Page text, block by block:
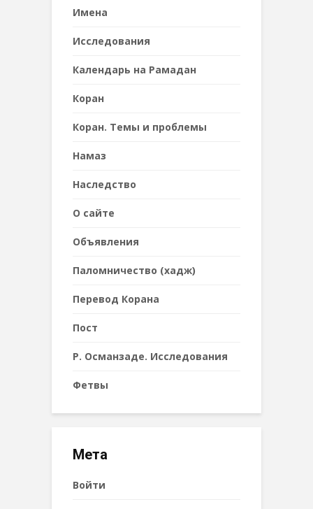
Имена
Исследования
Календарь на Рамадан
Коран
Коран. Темы и проблемы
Намаз
Наследствo
О сайте
Объявления
Паломничество (хадж)
Перевод Корана
Пост
Р. Османзаде. Исследования
Фетвы
Мета
Войти